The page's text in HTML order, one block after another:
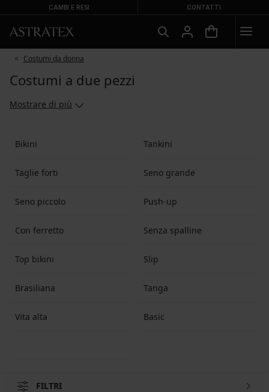
CAMBI E RESI CONTATTI
Costumi da donna
Costumi a due pezzi
Mostrare di più
Bikini Tankini
Taglie forti Seno grande
Seno piccolo Push-up
Con ferretto Senza spalline
Top bikini Slip
Brasiliana Tanga
Vita alta Basic
FILTRI